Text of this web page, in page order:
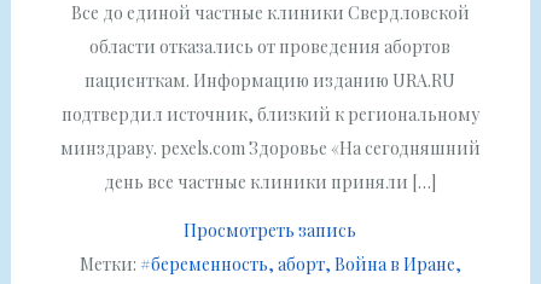
Все до единой частные клиники Свердловской
области отказались от проведения абортов
пациенткам. Информацию изданию URA.RU
подтвердил источник, близкий к региональному
минздраву. pexels.com Здоровье «На сегодняшний
день все частные клиники приняли […]
Просмотреть запись
Метки: #беременность аборт Война в Иране